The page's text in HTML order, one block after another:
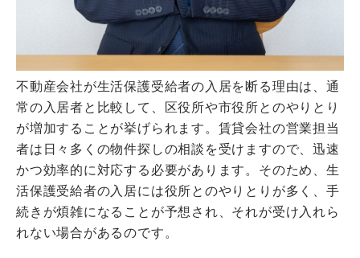
不動産会社が生活保護受給者の入居を断る理由は、通
常の入居者と比較して、区役所や市役所とのやりとり
が増加することが挙げられます。賃貸会社の営業担当
者は日々多くの物件探しの相談を受けますので、迅速
かつ効率的に対応する必要があります。そのため、生
活保護受給者の入居には役所とのやりとりが多く、手
続きが煩雑になることが予想され、それが受け入れら
れない場合があるのです。